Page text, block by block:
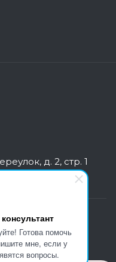
Готова помочь
мне, если у
вопросы.
д. 2, стр. 1